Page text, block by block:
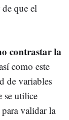
que el
contrastar la
como este
de variables
se utilice
validar la